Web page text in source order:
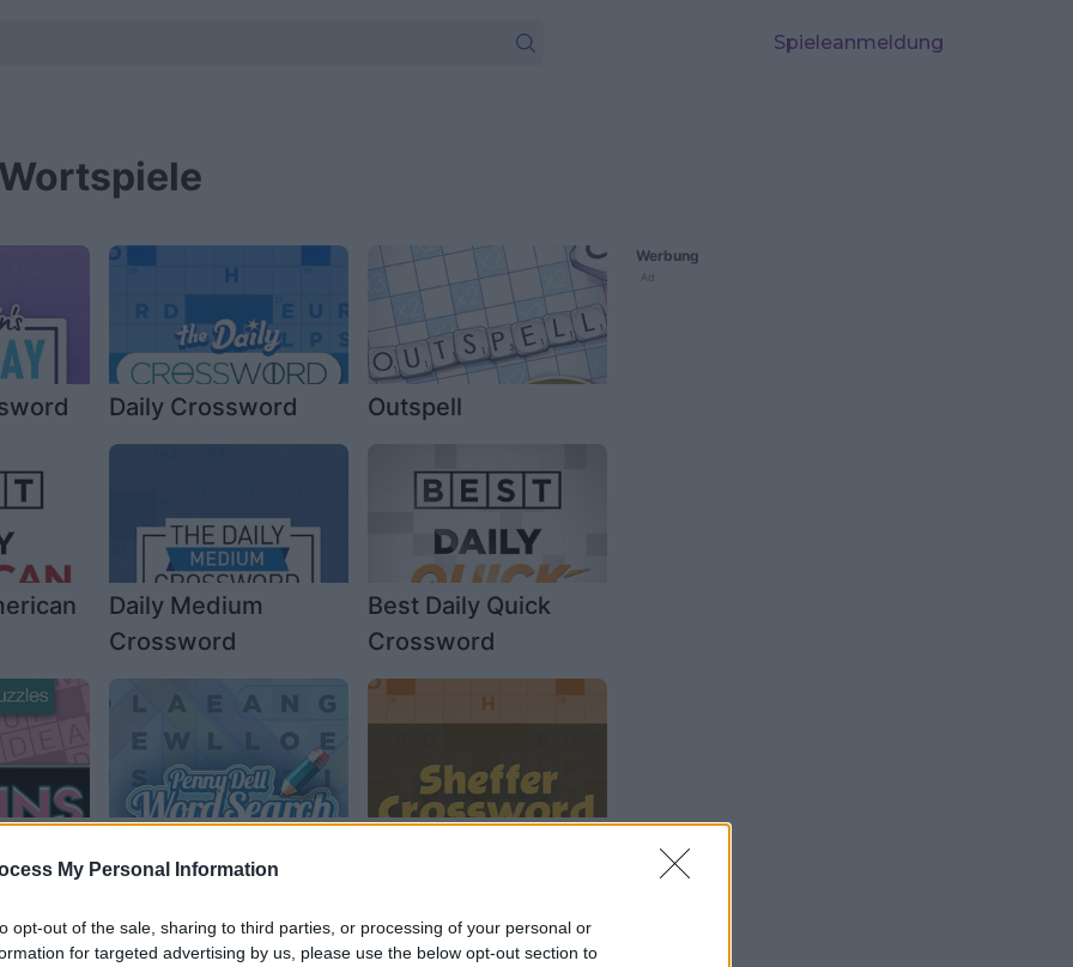
My Personal Information
opt-out of the sale, sharing to third parties, or processing of your personal or
for targeted advertising by us, please use the below opt-out section to
Spieleanmeldung
Wortspiele
Daily Crossword Outspell
Daily Medium
Crossword
Best Daily Quick
Crossword
Search
Werbung
Ad